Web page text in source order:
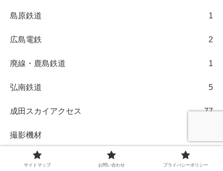
島原鉄道 1
広島電鉄 2
廃線・鹿島鉄道 1
弘南鉄道 5
成田スカイアクセス 77
撮影機材
サイトマップ お問い合わせ プライバシーポリシー